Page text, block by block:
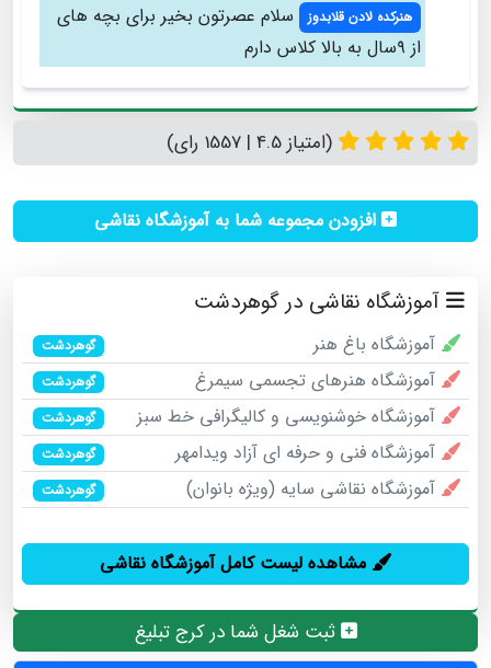
هنرکده لادن قلابدوز
سلام عصرتون بخير براي بچه هاي
از ٩سال به بالا كلاس دارم
(امتیاز 4.5 | 1557 رای)
افزودن مجموعه شما به آموزشگاه نقاشی
آموزشگاه نقاشی در گوهردشت
آموزشگاه باغ هنر گوهردشت
آموزشگاه هنرهای تجسمی سیمرغ گوهردشت
آموزشگاه خوشنویسی و کالیگرافی خط سبز گوهردشت
آموزشگاه فنی و حرفه ای آزاد ویدامهر گوهردشت
آموزشگاه نقاشی سایه (ویژه بانوان) گوهردشت
مشاهده لیست کامل آموزشگاه نقاشی
ثبت شغل شما در کرج تبلیغ